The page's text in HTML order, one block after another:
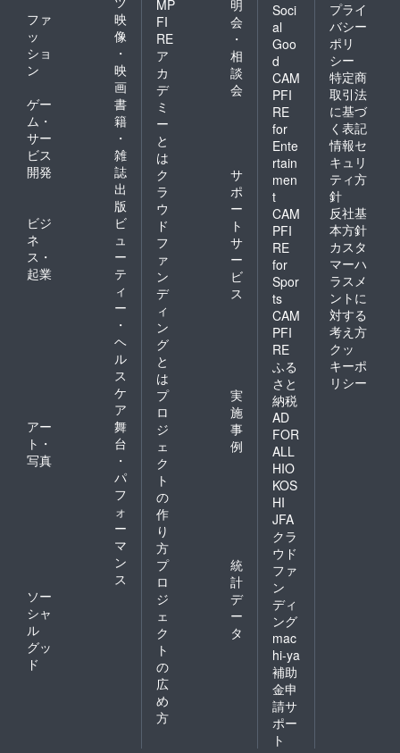
ファ
ッ
ショ
ン
映
像
・
映
画
ゲー
ム・
サー
ビス
開発
書
籍
・
雑
誌
出
版
ビジ
ネ
ス・
起業
ビ
ュ
ー
テ
ィ
ー
・
ヘ
ル
ス
ケ
ア
アー
ト・
写真
舞
台
・
パ
フ
ォ
ー
マ
ン
ス
ソー
シャ
ル
グッ
ド
MP
FI
RE
ア
カ
デ
ミ
ー
と
は
明
会
・
相
談
会
ク
ラ
ウ
ド
フ
ァ
ン
デ
ィ
ン
グ
と
は
サ
ポ
ー
ト
サ
ー
ビ
ス
プ
ロ
ジ
ェ
ク
ト
の
作
り
方
実
施
事
例
プ
ロ
ジ
ェ
ク
ト
の
広
め
方
統
計
デ
ー
タ
Soci
al
Goo
d
CAM
PFI
RE
for
Ente
rtain
men
t
CAM
PFI
RE
for
Spor
ts
CAM
PFI
RE
ふる
さと
納税
AD
FOR
ALL
HIO
KOS
HI
JFA
クラ
ウド
ファ
ン
ディ
ング
mac
hi-ya
補助
金申
請サ
ポー
ト
プライ
バシー
ポリ
シー
特定商
取引法
に基づ
く表記
情報セ
キュリ
ティ方
針
反社基
本方針
カスタ
マーハ
ラスメ
ントに
対する
考え方
クッ
キーポ
リシー